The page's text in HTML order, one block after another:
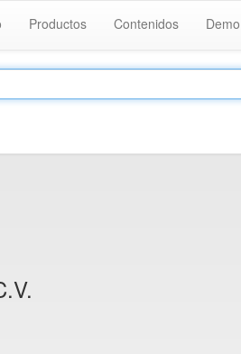
Productos Contenidos Demo